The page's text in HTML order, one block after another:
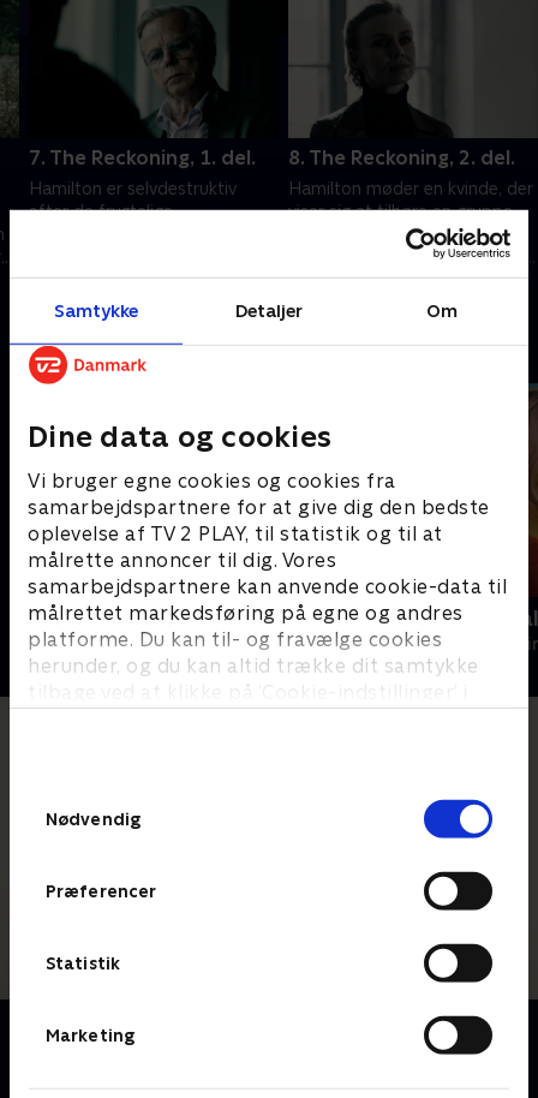
Samtykke Detaljer Om
Dine data og cookies
Vi bruger egne cookies og cookies fra
samarbejdspartnere for at give dig den bedste
oplevelse af TV 2 PLAY, til statistik og til at
målrette annoncer til dig. Vores
samarbejdspartnere kan anvende cookie-data til
målrettet markedsføring på egne og andres
platforme. Du kan til- og fravælge cookies
herunder, og du kan altid trække dit samtykke
tilbage ved at klikke på ’Cookie-indstillinger’ i
Nødvendig
Præferencer
Statistik
Marketing
7. The Reckoning, 1. del.
Hamilton er selvdestruktiv
efter de frygtelige
gøre det, han er bedst til. Han
sendes til Polen.
8. The Reckoning, 2. del.
Hamilton møder en kvinde, der
viser sig at tilhøre en gruppe
militante miljøaktivister. Da
Hamilton indser, at aktivisterne
taler sandt, bryder han med
Andre så også
Maria Wern
Krimi & Spænding • 3 sæsoner
Mord på
Krimi &
Om Hamilton